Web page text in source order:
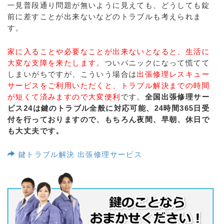
一見普段通り問題が無いように見えても、どうしても錠
前に差すことが出来ないなどのトラブルも考えられま
す。
家に入ることや必要なことが出来ないとなると、生活に
大変な支障を来たします。 ついパニックになって慌てて
しまいがちですが、こういう場合は出張修理レスキュー
サービスをご利用いただくと、トラブル解決までの時間
が短くて済みますので大変便利 です。 全国出張修理サー
ビス24は鍵のトラブル全般に対応可能、24時間365日受
付を行っておりますので、もちろん夜間、早朝、休日で
も大丈夫です。
鍵トラブル解決 出張修理サービス